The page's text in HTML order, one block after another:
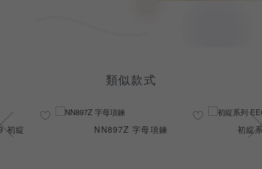
類似款式
初綻 NN897Z 字母項鍊 初綻